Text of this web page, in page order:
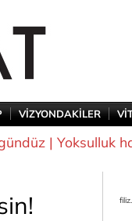
VİZYONDAKİLER
| Yoksulluk